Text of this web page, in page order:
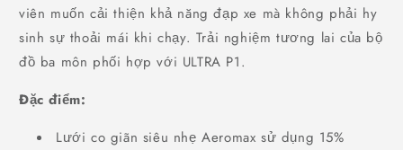
viên muốn cải thiện khả năng đạp xe mà không phải hy
sinh sự thoải mái khi chạy. Trải nghiệm tương lai của bộ
đồ ba môn phối hợp với ULTRA P1.
Đặc điểm:
Lưới co giãn siêu nhẹ Aeromax sử dụng 15%